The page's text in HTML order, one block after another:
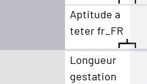
Aptitude a
teter fr_FR
Longueur
gestation